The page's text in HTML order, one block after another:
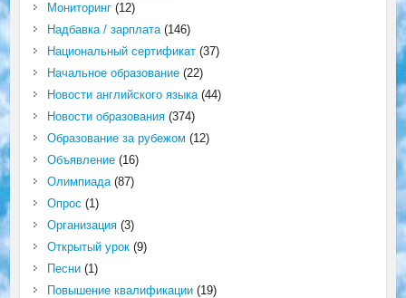
Мониторинг(12)
Надбавка / зарплата(146)
Национальный сертификат(37)
Начальное образование(22)
Новости английского языка(44)
Новости образования(374)
Образование за рубежом (12)
Объявление(16)
Олимпиада(87)
Опрос (1)
Организация(3)
Открытый урок(9)
Песни(1)
Повышение квалификации(19)